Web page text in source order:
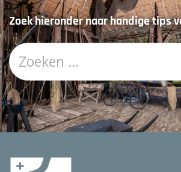
Zoek hieronder naar handige tips